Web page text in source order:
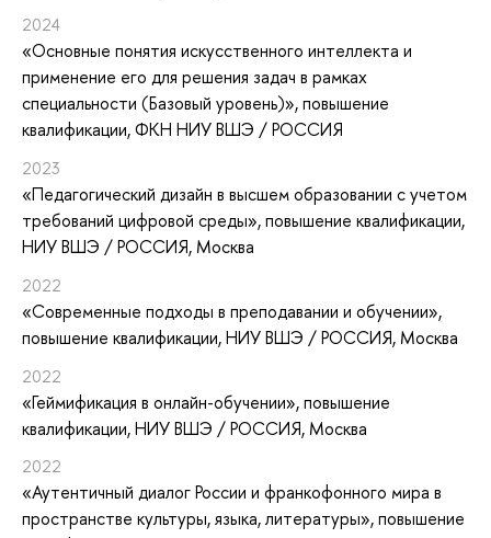
2024
«Основные понятия искусственного интеллекта и
применение его для решения задач в рамках
специальности (Базовый уровень)», повышение
квалификации, ФКН НИУ ВШЭ / РОССИЯ
2023
«Педагогический дизайн в высшем образовании с учетом
требований цифровой среды», повышение квалификации,
НИУ ВШЭ / РОССИЯ, Москва
2022
«Современные подходы в преподавании и обучении»,
повышение квалификации, НИУ ВШЭ / РОССИЯ, Москва
2022
«Геймификация в онлайн-обучении», повышение
квалификации, НИУ ВШЭ / РОССИЯ, Москва
2022
«Аутентичный диалог России и франкофонного мира в
пространстве культуры, языка, литературы», повышение